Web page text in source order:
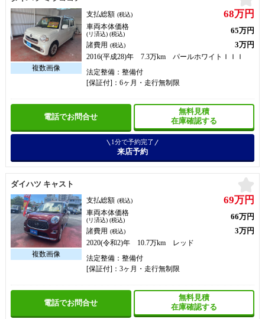
支払総額 (税込) 68万円
車両本体価格
(リ済込) (税込) 65万円
諸費用 (税込) 3万円
2016(平成28)年 7.3万km パールホワイトＩＩＩ
法定整備：整備付
[保証付]：6ヶ月・走行無制限
電話でお問合せ
無料見積
在庫確認する
1分で予約完了
来店予約
ダイハツ キャスト
支払総額 (税込) 69万円
車両本体価格
(リ済込) (税込) 66万円
諸費用 (税込) 3万円
2020(令和2)年 10.7万km レッド
法定整備：整備付
[保証付]：3ヶ月・走行無制限
電話でお問合せ
無料見積
在庫確認する